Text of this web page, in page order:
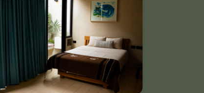
Para 2 personas, cama doble, Jacuzzi,
baño privado, terraza privada & más.
VER DETALLES